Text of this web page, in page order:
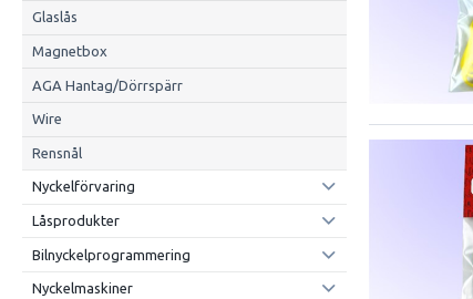
Glaslås
Magnetbox
AGA Hantag/Dörrspärr
Wire
Rensnål
Nyckelförvaring
Låsprodukter
Bilnyckelprogrammering
Nyckelmaskiner